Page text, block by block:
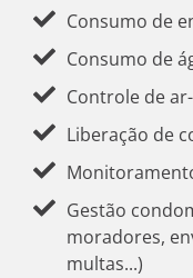
Consumo de
Consumo de
Controle de
Liberação de
Gestão
moradores,
multas...)